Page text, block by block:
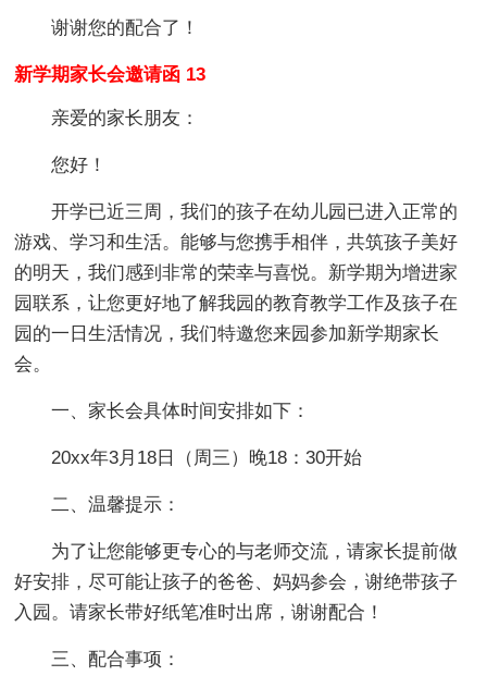
谢谢您的配合了！
新学期家长会邀请函 13
亲爱的家长朋友：
您好！
开学已近三周，我们的孩子在幼儿园已进入正常的
游戏、学习和生活。能够与您携手相伴，共筑孩子美好
的明天，我们感到非常的荣幸与喜悦。新学期为增进家
园联系，让您更好地了解我园的教育教学工作及孩子在
园的一日生活情况，我们特邀您来园参加新学期家长
会。
一、家长会具体时间安排如下：
20xx年3月18日（周三）晚18：30开始
二、温馨提示：
为了让您能够更专心的与老师交流，请家长提前做
好安排，尽可能让孩子的爸爸、妈妈参会，谢绝带孩子
入园。请家长带好纸笔准时出席，谢谢配合！
三、配合事项：